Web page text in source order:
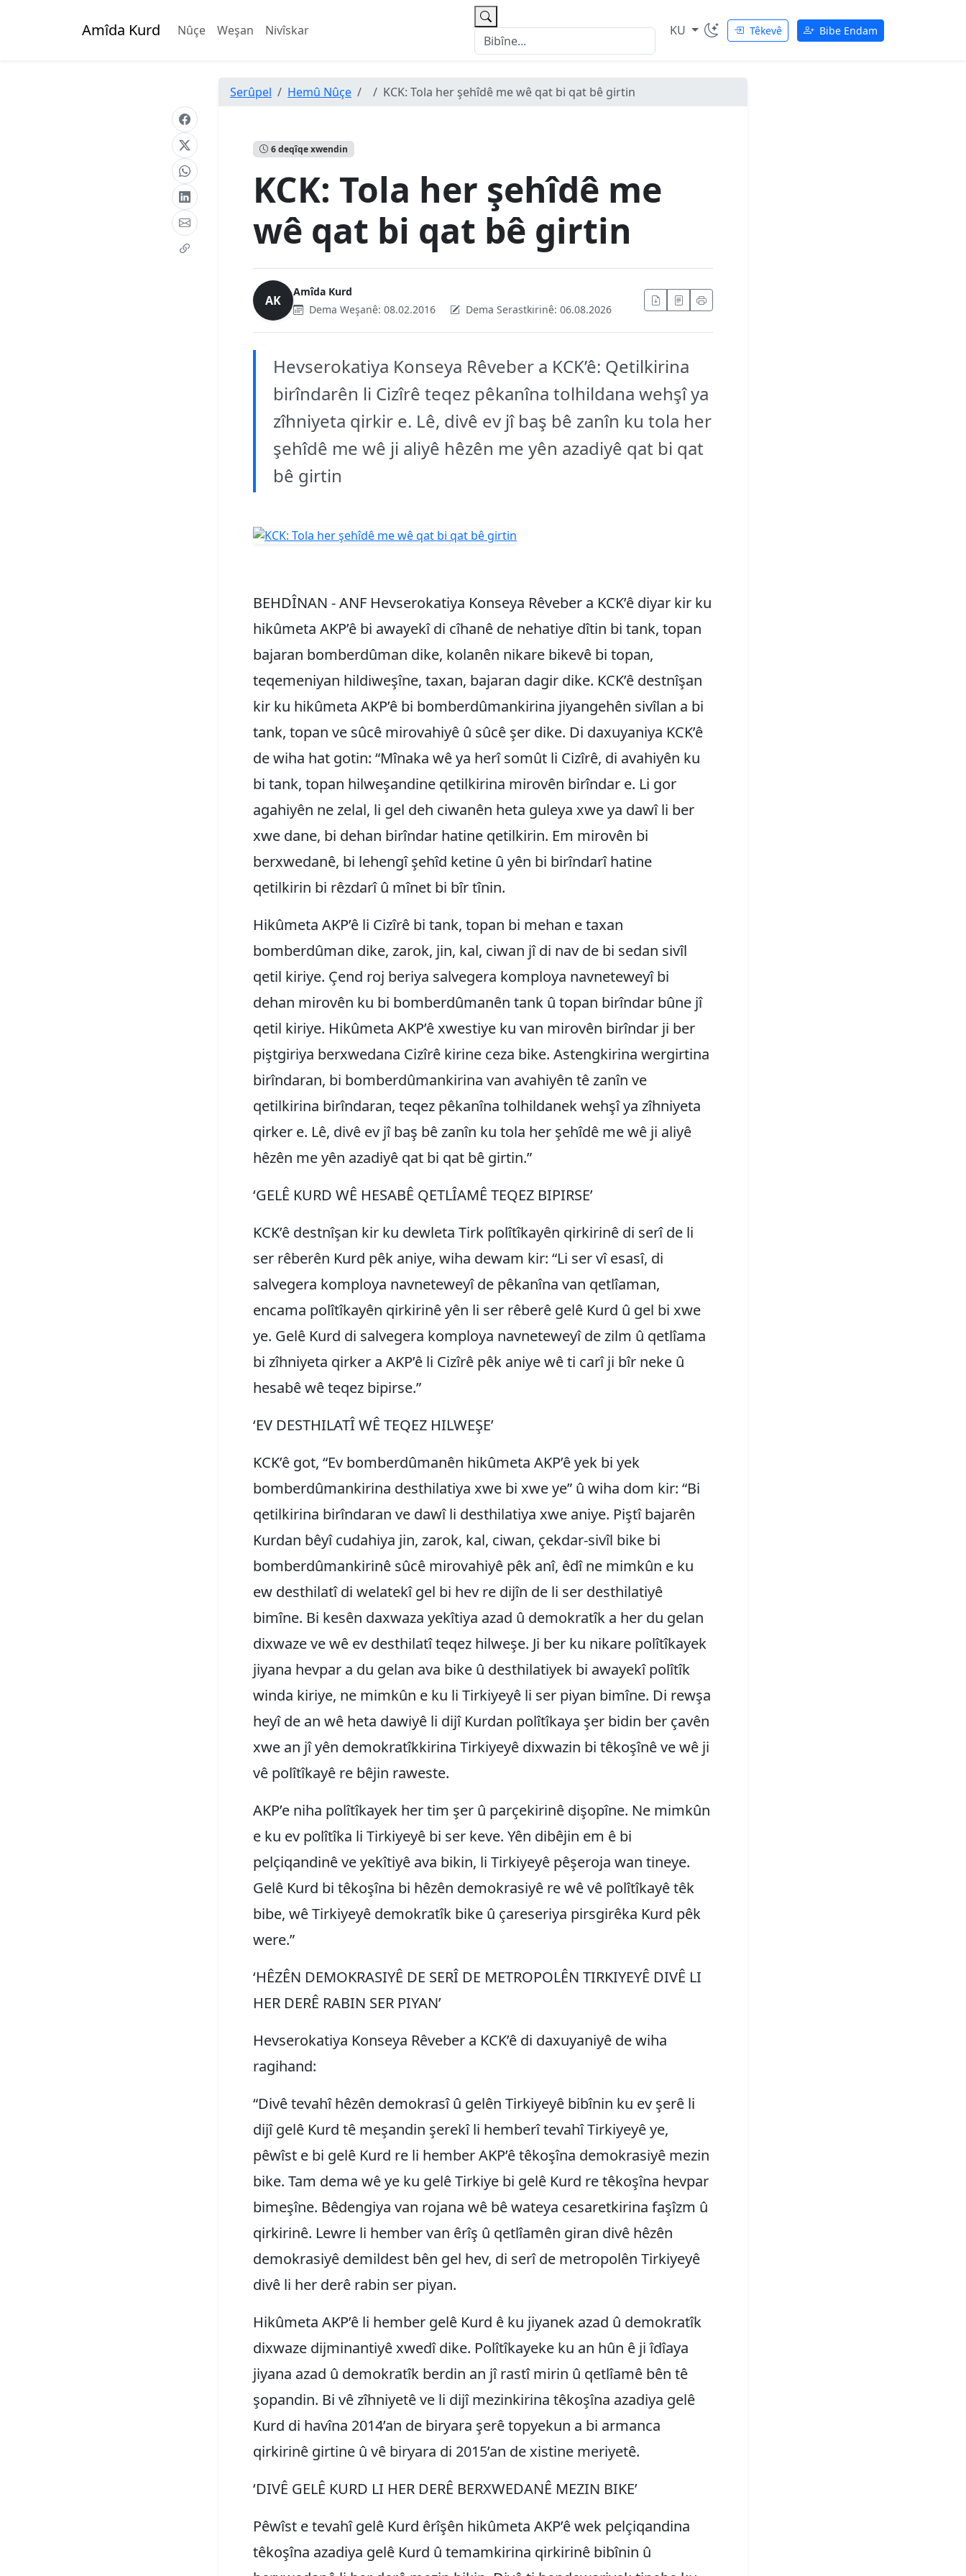
Amîda Kurd Nûçe Weşan Nivîskar KU Têkevê Bibe Endam
Serûpel Hemû Nûçe KCK: Tola her şehîdê me wê qat bi qat bê girtin
6 deqîqe xwendin
KCK: Tola her şehîdê me
wê qat bi qat bê girtin
AK
Amîda Kurd
Dema Weşanê: 08.02.2016 Dema Serastkirinê: 06.08.2026
Hevserokatiya Konseya Rêveber a KCK’ê: Qetilkirina
birîndarên li Cizîrê teqez pêkanîna tolhildana wehşî ya
zîhniyeta qirkir e. Lê, divê ev jî baş bê zanîn ku tola her
şehîdê me wê ji aliyê hêzên me yên azadiyê qat bi qat
bê girtin
BEHDÎNAN - ANF Hevserokatiya Konseya Rêveber a KCK’ê diyar kir ku
hikûmeta AKP’ê bi awayekî di cîhanê de nehatiye dîtin bi tank, topan
bajaran bomberdûman dike, kolanên nikare bikevê bi topan,
teqemeniyan hildiweşîne, taxan, bajaran dagir dike. KCK’ê destnîşan
kir ku hikûmeta AKP’ê bi bomberdûmankirina jiyangehên sivîlan a bi
tank, topan ve sûcê mirovahiyê û sûcê şer dike. Di daxuyaniya KCK’ê
de wiha hat gotin: “Mînaka wê ya herî somût li Cizîrê, di avahiyên ku
bi tank, topan hilweşandine qetilkirina mirovên birîndar e. Li gor
agahiyên ne zelal, li gel deh ciwanên heta guleya xwe ya dawî li ber
xwe dane, bi dehan birîndar hatine qetilkirin. Em mirovên bi
berxwedanê, bi lehengî şehîd ketine û yên bi birîndarî hatine
qetilkirin bi rêzdarî û mînet bi bîr tînin.
Hikûmeta AKP’ê li Cizîrê bi tank, topan bi mehan e taxan
bomberdûman dike, zarok, jin, kal, ciwan jî di nav de bi sedan sivîl
qetil kiriye. Çend roj beriya salvegera komploya navneteweyî bi
dehan mirovên ku bi bomberdûmanên tank û topan birîndar bûne jî
qetil kiriye. Hikûmeta AKP’ê xwestiye ku van mirovên birîndar ji ber
piştgiriya berxwedana Cizîrê kirine ceza bike. Astengkirina wergirtina
birîndaran, bi bomberdûmankirina van avahiyên tê zanîn ve
qetilkirina birîndaran, teqez pêkanîna tolhildanek wehşî ya zîhniyeta
qirker e. Lê, divê ev jî baş bê zanîn ku tola her şehîdê me wê ji aliyê
hêzên me yên azadiyê qat bi qat bê girtin.”
‘GELÊ KURD WÊ HESABÊ QETLÎAMÊ TEQEZ BIPIRSE’
KCK’ê destnîşan kir ku dewleta Tirk polîtîkayên qirkirinê di serî de li
ser rêberên Kurd pêk aniye, wiha dewam kir: “Li ser vî esasî, di
salvegera komploya navneteweyî de pêkanîna van qetlîaman,
encama polîtîkayên qirkirinê yên li ser rêberê gelê Kurd û gel bi xwe
ye. Gelê Kurd di salvegera komploya navneteweyî de zilm û qetlîama
bi zîhniyeta qirker a AKP’ê li Cizîrê pêk aniye wê ti carî ji bîr neke û
hesabê wê teqez bipirse.”
‘EV DESTHILATÎ WÊ TEQEZ HILWEŞE’
KCK’ê got, “Ev bomberdûmanên hikûmeta AKP’ê yek bi yek
bomberdûmankirina desthilatiya xwe bi xwe ye” û wiha dom kir: “Bi
qetilkirina birîndaran ve dawî li desthilatiya xwe aniye. Piştî bajarên
Kurdan bêyî cudahiya jin, zarok, kal, ciwan, çekdar-sivîl bike bi
bomberdûmankirinê sûcê mirovahiyê pêk anî, êdî ne mimkûn e ku
ew desthilatî di welatekî gel bi hev re dijîn de li ser desthilatiyê
bimîne. Bi kesên daxwaza yekîtiya azad û demokratîk a her du gelan
dixwaze ve wê ev desthilatî teqez hilweşe. Ji ber ku nikare polîtîkayek
jiyana hevpar a du gelan ava bike û desthilatiyek bi awayekî polîtîk
winda kiriye, ne mimkûn e ku li Tirkiyeyê li ser piyan bimîne. Di rewşa
heyî de an wê heta dawiyê li dijî Kurdan polîtîkaya şer bidin ber çavên
xwe an jî yên demokratîkkirina Tirkiyeyê dixwazin bi têkoşînê ve wê ji
vê polîtîkayê re bêjin raweste.
AKP’e niha polîtîkayek her tim şer û parçekirinê dişopîne. Ne mimkûn
e ku ev polîtîka li Tirkiyeyê bi ser keve. Yên dibêjin em ê bi
pelçiqandinê ve yekîtiyê ava bikin, li Tirkiyeyê pêşeroja wan tineye.
Gelê Kurd bi têkoşîna bi hêzên demokrasiyê re wê vê polîtîkayê têk
bibe, wê Tirkiyeyê demokratîk bike û çareseriya pirsgirêka Kurd pêk
were.”
‘HÊZÊN DEMOKRASIYÊ DE SERÎ DE METROPOLÊN TIRKIYEYÊ DIVÊ LI
HER DERÊ RABIN SER PIYAN’
Hevserokatiya Konseya Rêveber a KCK’ê di daxuyaniyê de wiha
ragihand:
“Divê tevahî hêzên demokrasî û gelên Tirkiyeyê bibînin ku ev şerê li
dijî gelê Kurd tê meşandin şerekî li hemberî tevahî Tirkiyeyê ye,
pêwîst e bi gelê Kurd re li hember AKP’ê têkoşîna demokrasiyê mezin
bike. Tam dema wê ye ku gelê Tirkiye bi gelê Kurd re têkoşîna hevpar
bimeşîne. Bêdengiya van rojana wê bê wateya cesaretkirina faşîzm û
qirkirinê. Lewre li hember van êrîş û qetlîamên giran divê hêzên
demokrasiyê demildest bên gel hev, di serî de metropolên Tirkiyeyê
divê li her derê rabin ser piyan.
Hikûmeta AKP’ê li hember gelê Kurd ê ku jiyanek azad û demokratîk
dixwaze dijminantiyê xwedî dike. Polîtîkayeke ku an hûn ê ji îdîaya
jiyana azad û demokratîk berdin an jî rastî mirin û qetlîamê bên tê
şopandin. Bi vê zîhniyetê ve li dijî mezinkirina têkoşîna azadiya gelê
Kurd di havîna 2014’an de biryara şerê topyekun a bi armanca
qirkirinê girtine û vê biryara di 2015’an de xistine meriyetê.
‘DIVÊ GELÊ KURD LI HER DERÊ BERXWEDANÊ MEZIN BIKE’
Pêwîst e tevahî gelê Kurd êrîşên hikûmeta AKP’ê wek pelçiqandina
têkoşîna azadiya gelê Kurd û temamkirina qirkirinê bibînin û